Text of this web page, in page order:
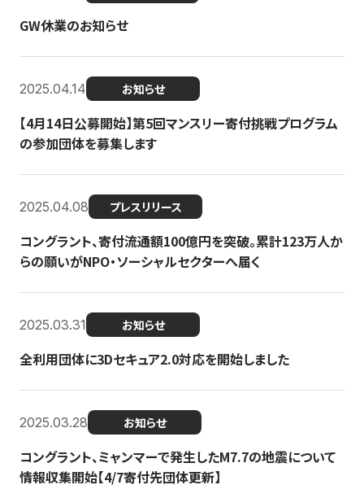
GW休業のお知らせ
2025.04.14 お知らせ
【4月14日公募開始】第5回マンスリー寄付挑戦プログラム
の参加団体を募集します
2025.04.08 プレスリリース
コングラント、寄付流通額100億円を突破。累計123万人か
らの願いがNPO・ソーシャルセクターへ届く
2025.03.31 お知らせ
全利用団体に3Dセキュア2.0対応を開始しました
2025.03.28 お知らせ
コングラント、ミャンマーで発生したM7.7の地震について
情報収集開始【4/7寄付先団体更新】